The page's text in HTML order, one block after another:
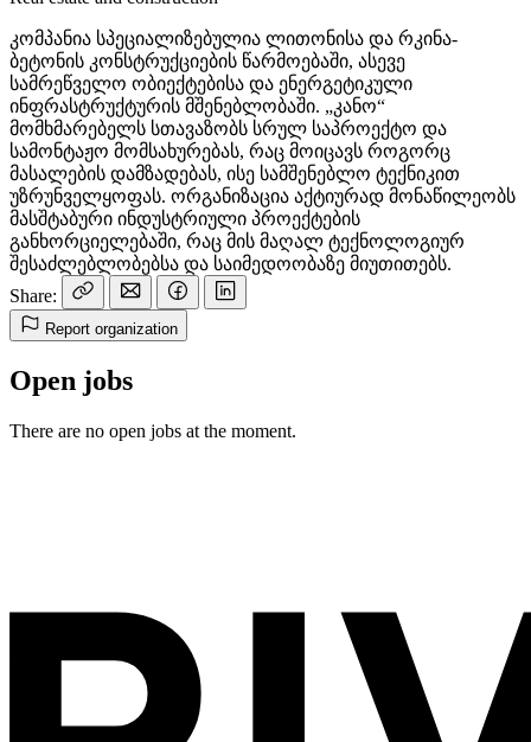
კომპანია სპეციალიზებულია ლითონისა და რკინა-
ბეტონის კონსტრუქციების წარმოებაში, ასევე
სამრეწველო ობიექტებისა და ენერგეტიკული
ინფრასტრუქტურის მშენებლობაში. „კანო“
მომხმარებელს სთავაზობს სრულ საპროექტო და
სამონტაჟო მომსახურებას, რაც მოიცავს როგორც
მასალების დამზადებას, ისე სამშენებლო ტექნიკით
უზრუნველყოფას. ორგანიზაცია აქტიურად მონაწილეობს
მასშტაბური ინდუსტრიული პროექტების
განხორციელებაში, რაც მის მაღალ ტექნოლოგიურ
შესაძლებლობებსა და საიმედოობაზე მიუთითებს.
Share:
Report organization
Open jobs
There are no open jobs at the moment.